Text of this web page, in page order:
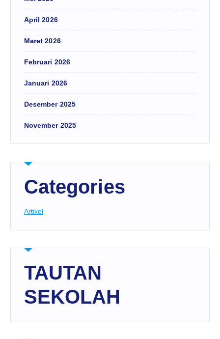
April 2026
Maret 2026
Februari 2026
Januari 2026
Desember 2025
November 2025
Categories
Artikel
TAUTAN
SEKOLAH